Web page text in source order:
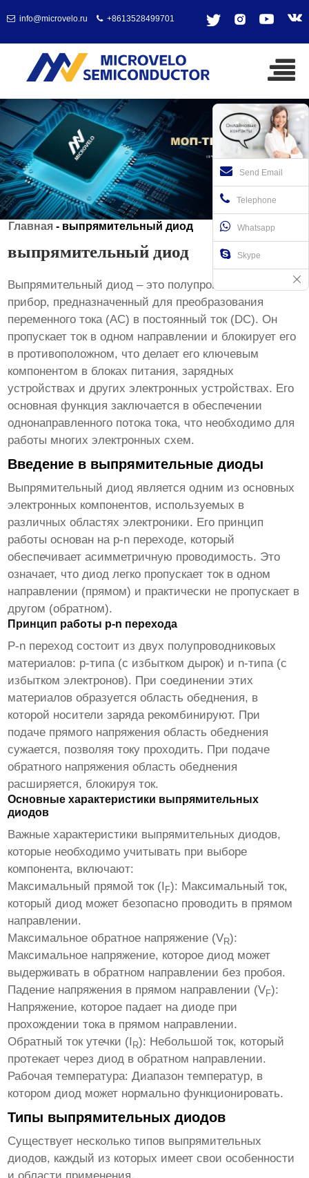
info@microvelo.ru +8613528499701
Главная - выпрямительный диод
выпрямительный диод
Выпрямительный диод – это полупроводниковый
прибор, предназначенный для преобразования
переменного тока (AC) в постоянный ток (DC). Он
пропускает ток в одном направлении и блокирует его
в противоположном, что делает его ключевым
компонентом в блоках питания, зарядных
устройствах и других электронных устройствах. Его
основная функция заключается в обеспечении
однонаправленного потока тока, что необходимо для
работы многих электронных схем.
Введение в выпрямительные диоды
Выпрямительный диод является одним из основных
электронных компонентов, используемых в
различных областях электроники. Его принцип
работы основан на p-n переходе, который
обеспечивает асимметричную проводимость. Это
означает, что диод легко пропускает ток в одном
направлении (прямом) и практически не пропускает в
другом (обратном).
Принцип работы p-n перехода
P-n переход состоит из двух полупроводниковых
материалов: p-типа (с избытком дырок) и n-типа (с
избытком электронов). При соединении этих
материалов образуется область обеднения, в
которой носители заряда рекомбинируют. При
подаче прямого напряжения область обеднения
сужается, позволяя току проходить. При подаче
обратного напряжения область обеднения
расширяется, блокируя ток.
Основные характеристики выпрямительных
диодов
Важные характеристики выпрямительных диодов,
которые необходимо учитывать при выборе
компонента, включают:
Максимальный прямой ток (I F): Максимальный ток,
который диод может безопасно проводить в прямом
направлении.
Максимальное обратное напряжение (VR):
Максимальное напряжение, которое диод может
выдерживать в обратном направлении без пробоя.
Падение напряжения в прямом направлении (VF):
Напряжение, которое падает на диоде при
прохождении тока в прямом направлении.
Обратный ток утечки (I R): Небольшой ток, который
протекает через диод в обратном направлении.
Рабочая температура: Диапазон температур, в
котором диод может нормально функционировать.
Типы выпрямительных диодов
Существует несколько типов выпрямительных
диодов, каждый из которых имеет свои особенности
Send Email
Telephone
Whatsapp
Skype